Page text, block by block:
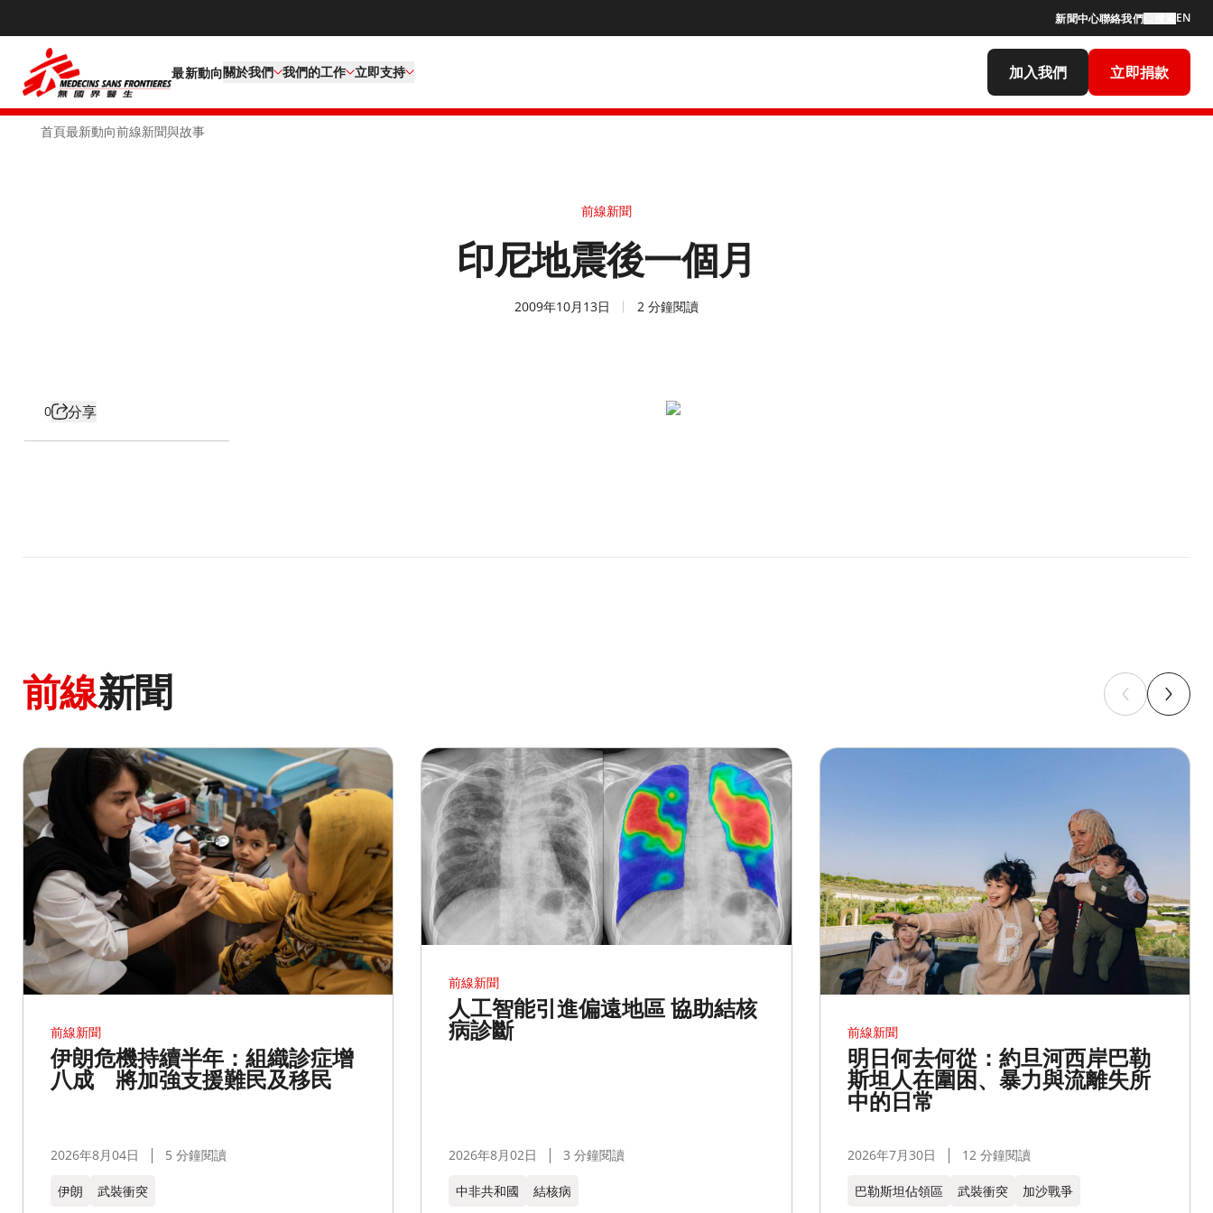
新聞中心聯絡我們 EN
最新動向關於我們 我們的工作​ 立即支持 加入我們 立即捐款
首頁最新動向前線新聞與故事
前線新聞
印尼地震後一個月
2009年10月13日 2 分鐘閱讀
0 分享
前線新聞
前線新聞
伊朗危機持續半年：組織診症增
八成 將加強支援難民及移民
2026年8月04日 5 分鐘閱讀
伊朗 武裝衝突
前線新聞
人工智能引進偏遠地區 協助結核
病診斷
2026年8月02日 3 分鐘閱讀
中非共和國 結核病
前線新聞
明日何去何從：約旦河西岸巴勒
斯坦人在圍困、暴力與流離失所
中的日常
2026年7月30日 12 分鐘閱讀
巴勒斯坦佔領區 武裝衝突 加沙戰爭